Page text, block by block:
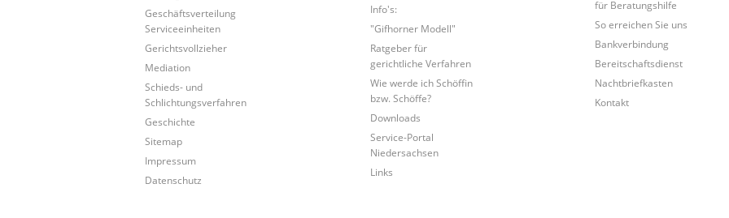
Geschäftsverteilung
Serviceeinheiten
Gerichtsvollzieher
Mediation
Schieds- und
Schlichtungsverfahren
Geschichte
Sitemap
Impressum
Datenschutz
Info's:
"Gifhorner Modell"
Ratgeber für
gerichtliche Verfahren
Wie werde ich Schöffin
bzw. Schöffe?
Downloads
Service-Portal
Niedersachsen
Links
für Beratungshilfe
So erreichen Sie uns
Bankverbindung
Bereitschaftsdienst
Nachtbriefkasten
Kontakt